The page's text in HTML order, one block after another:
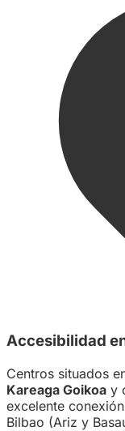
Accesibilidad
Centros situados
Kareaga Goikoa y
excelente
Bilbao (Ariz y